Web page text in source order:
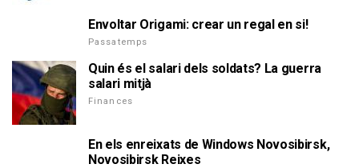
Envoltar Origami: crear un regal en si!
Passatemps
Quin és el salari dels soldats? La guerra
salari mitjà
Finances
En els enreixats de Windows Novosibirsk,
Novosibirsk Reixes